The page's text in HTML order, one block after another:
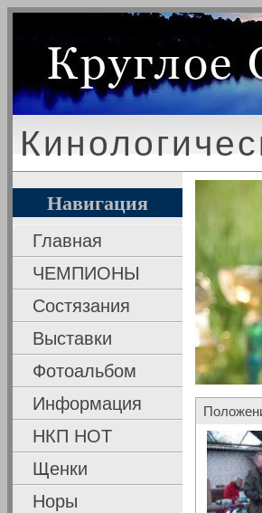
Навигация
Главная
ЧЕМПИОНЫ
Состязания
Выставки
Фотоальбом
Информация
НКП НОТ
Щенки
Норы